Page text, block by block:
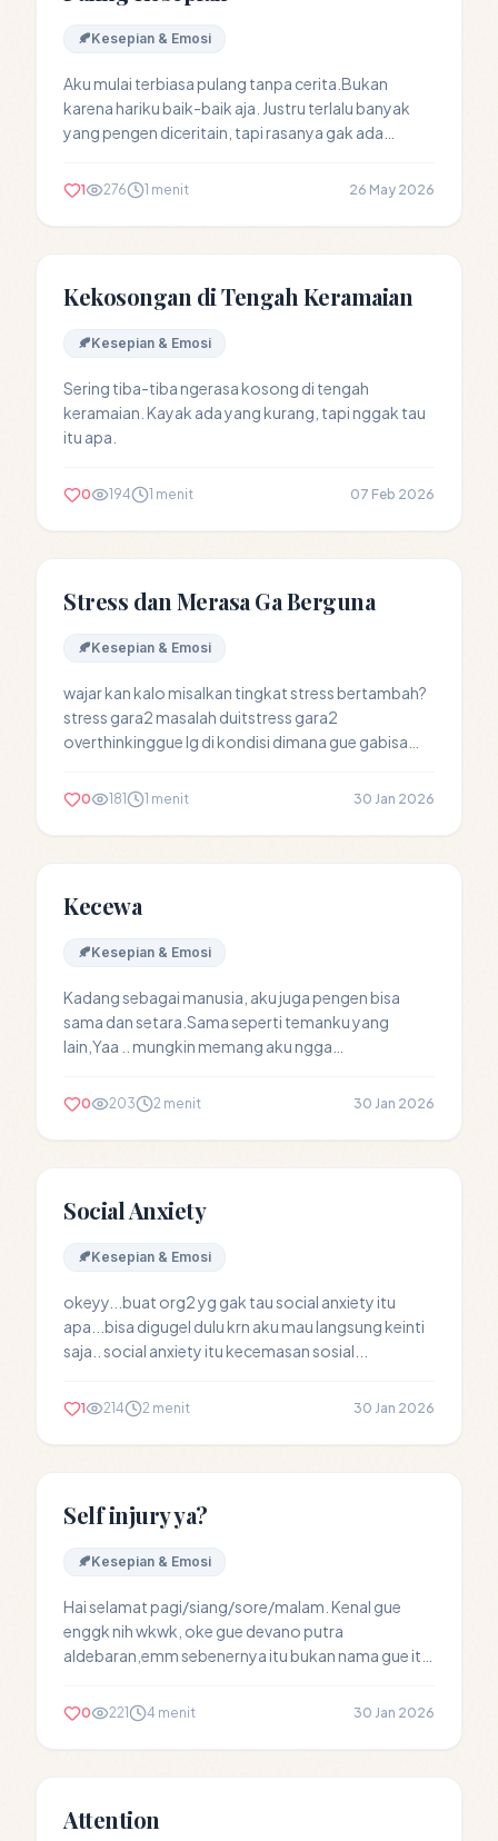
🍂Kesepian & Emosi
Aku mulai terbiasa pulang tanpa cerita.Bukan
karena hariku baik-baik aja. Justru terlalu banyak
yang pengen diceritain, tapi rasanya gak ada
1 276 1 menit 26 May 2026
Kekosongan di Tengah Keramaian
🍂Kesepian & Emosi
Sering tiba-tiba ngerasa kosong di tengah
keramaian. Kayak ada yang kurang, tapi nggak tau
itu apa.
0 194 1 menit 07 Feb 2026
Stress dan Merasa Ga Berguna
🍂Kesepian & Emosi
wajar kan kalo misalkan tingkat stress bertambah?
stress gara2 masalah duitstress gara2
overthinkinggue lg di kondisi dimana gue gabisa
0 181 1 menit 30 Jan 2026
Kecewa
🍂Kesepian & Emosi
Kadang sebagai manusia, aku juga pengen bisa
sama dan setara.Sama seperti temanku yang
lain,Yaa .. mungkin memang aku ngga
0 203 2 menit 30 Jan 2026
Social Anxiety
🍂Kesepian & Emosi
okeyy...buat org2 yg gak tau social anxiety itu
apa...bisa digugel dulu krn aku mau langsung keinti
saja.. social anxiety itu kecemasan sosial...
1 214 2 menit 30 Jan 2026
Self injury ya?
🍂Kesepian & Emosi
Hai selamat pagi/siang/sore/malam. Kenal gue
enggk nih wkwk, oke gue devano putra
aldebaran,emm sebenernya itu bukan nama gue itu,
0 221 4 menit 30 Jan 2026
Attention